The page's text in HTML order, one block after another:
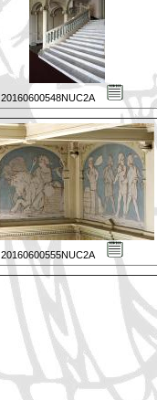
20160600548NUC2A
20160600555NUC2A